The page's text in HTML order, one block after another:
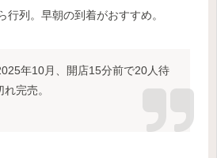
行列。早朝の到着がおすすめ。
年10月、開店15分前で20人待
完売。